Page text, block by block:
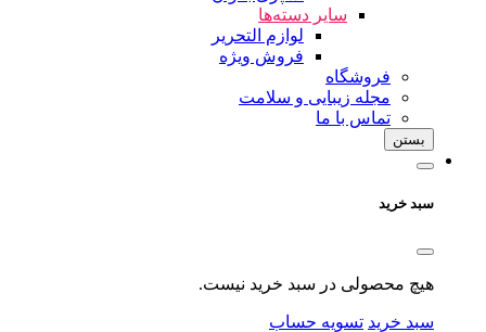
سایر دسته‌ها
لوازم التحریر
فروش ویژه
فروشگاه
مجله زیبایی و سلامت
تماس با ما
بستن
سبد خرید
هیچ محصولی در سبد خرید نیست.
سبد خرید تسویه حساب